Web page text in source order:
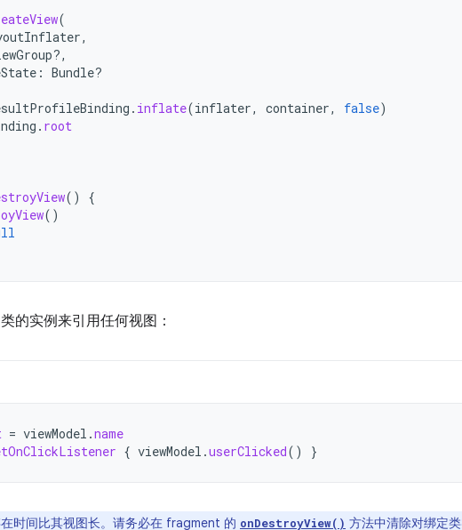
(
,
: Bundle?
. inflate(inflater, container, false)
. root
()
{
()
的实例来引用任何视图：
= viewModel .name
{ viewModel .userClicked() }
时间比其视图长。请务必在 fragment 的 onDestroyView() 方法中清除对绑定